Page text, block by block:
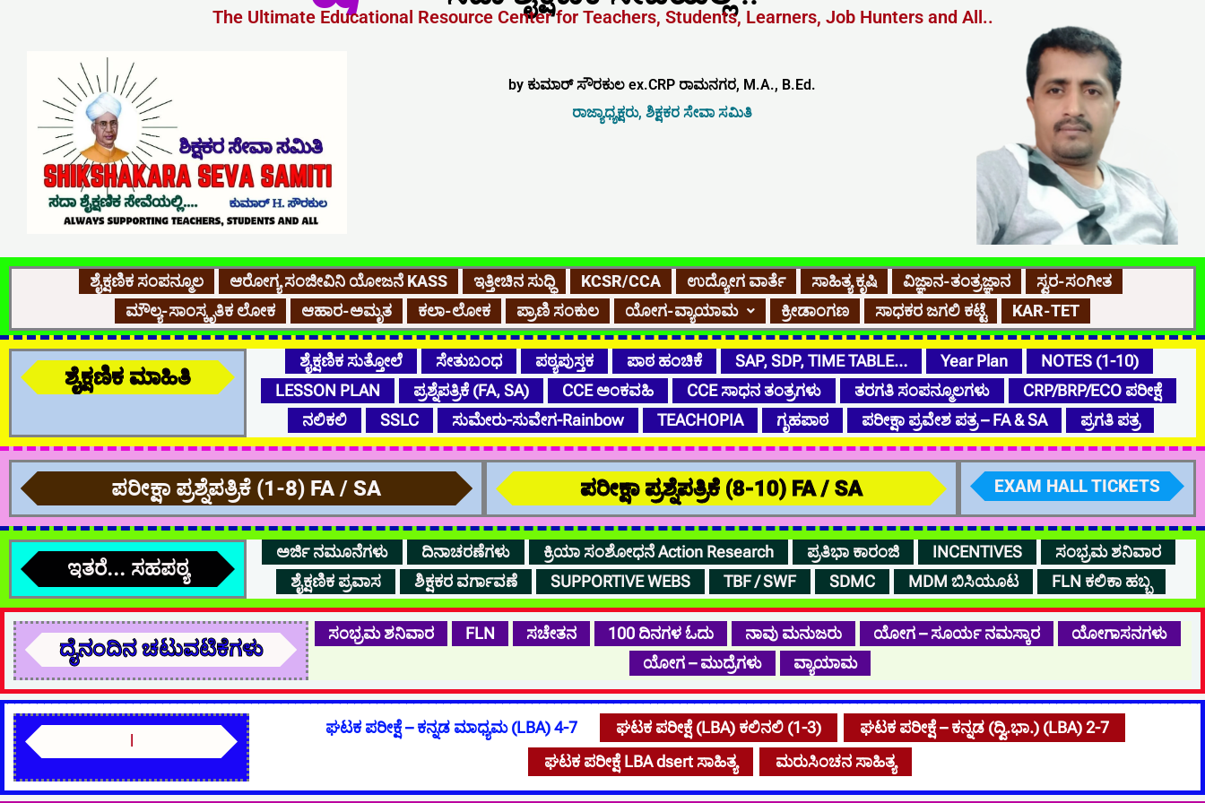
The Ultimate Educational Resource Center for Teachers, Students, Learners, Job Hunters and All..
by ಕುಮಾರ್ ಸೌರಕುಲ ex.CRP ರಾಮನಗರ, M.A., B.Ed.
ರಾಜ್ಯಾಧ್ಯಕ್ಷರು, ಶಿಕ್ಷಕರ ಸೇವಾ ಸಮಿತಿ
ಶೈಕ್ಷಣಿಕ ಸಂಪನ್ಮೂಲ ಆರೋಗ್ಯ ಸಂಜೀವಿನಿ ಯೋಜನೆ KASS ಇತ್ತೀಚಿನ ಸುಧ್ಧಿ KCSR/CCA ಉದ್ಯೋಗ ವಾರ್ತೆ ಸಾಹಿತ್ಯ ಕೃಷಿ ವಿಜ್ಞಾನ-ತಂತ್ರಜ್ಞಾನ
ಸ್ವರ-ಸಂಗೀತ
ಮೌಲ್ಯ-ಸಾಂಸ್ಕೃತಿಕ ಲೋಕ
ಆಹಾರ-ಅಮೃತ ಕಲಾ-ಲೋಕ ಪ್ರಾಣಿ ಸಂಕುಲ ಯೋಗ-ವ್ಯಾಯಾಮ ಕ್ರೀಡಾಂಗಣ ಸಾಧಕರ ಜಗಲಿ ಕಟ್ಟೆ KAR-TET
ಶೈಕ್ಷಣಿಕ ಮಾಹಿತಿ
ಶೈಕ್ಷಣಿಕ ಸುತ್ತೋಲೆ ಸೇತುಬಂಧ ಪಠ್ಯಪುಸ್ತಕ ಪಾಠ ಹಂಚಿಕೆ SAP, SDP, TIME TABLE… Year Plan
NOTES (1-10)
LESSON PLAN
ಪ್ರಶ್ನೆಪತ್ರಿಕೆ (FA, SA) CCE ಅಂಕವಹಿ CCE ಸಾಧನ ತಂತ್ರಗಳು ತರಗತಿ ಸಂಪನ್ಮೂಲಗಳು
CRP/BRP/ECO ಪರೀಕ್ಷೆ
ನಲಿಕಲಿ
SSLC ಸುಮೇರು-ಸುವೇಗ-Rainbow TEACHOPIA ಗೃಹಪಾಠ ಪರೀಕ್ಷಾ ಪ್ರವೇಶ ಪತ್ರ – FA & SA ಪ್ರಗತಿ ಪತ್ರ
ಪರೀಕ್ಷಾ ಪ್ರಶ್ನೆಪತ್ರಿಕೆ (1-8) FA / SA ಪರೀಕ್ಷಾ ಪ್ರಶ್ನೆಪತ್ರಿಕೆ (8-10) FA / SA EXAM HALL TICKETS
ಇತರೆ... ಸಹಪಠ್ಯ
ಅರ್ಜಿ ನಮೂನೆಗಳು ದಿನಾಚರಣೆಗಳು ಕ್ರಿಯಾ ಸಂಶೋಧನೆ Action Research ಪ್ರತಿಭಾ ಕಾರಂಜಿ INCENTIVES
ಸಂಭ್ರಮ ಶನಿವಾರ
ಶೈಕ್ಷಣಿಕ ಪ್ರವಾಸ
ಶಿಕ್ಷಕರ ವರ್ಗಾವಣೆ SUPPORTIVE WEBS TBF / SWF SDMC MDM ಬಿಸಿಯೂಟ FLN ಕಲಿಕಾ ಹಬ್ಬ
ದೈನಂದಿನ ಚಟುವಟಿಕೆಗಳು
ಸಂಭ್ರಮ ಶನಿವಾರ FLN ಸಚೇತನ 100 ದಿನಗಳ ಓದು ನಾವು ಮನುಜರು ಯೋಗ – ಸೂರ್ಯ ನಮಸ್ಕಾರ
ಯೋಗಾಸನಗಳು
ಯೋಗ – ಮುದ್ರೆಗಳು
ವ್ಯಾಯಾಮ
LBA
ಘಟಕ ಪರೀಕ್ಷೆ – ಕನ್ನಡ ಮಾಧ್ಯಮ (LBA) 4-7 ಘಟಕ ಪರೀಕ್ಷೆ (LBA) ಕಲಿನಲಿ (1-3)
ಘಟಕ ಪರೀಕ್ಷೆ – ಕನ್ನಡ (ದ್ವಿ.ಭಾ.) (LBA) 2-7
ಘಟಕ ಪರೀಕ್ಷೆ LBA dsert ಸಾಹಿತ್ಯ
ಮರುಸಿಂಚನ ಸಾಹಿತ್ಯ